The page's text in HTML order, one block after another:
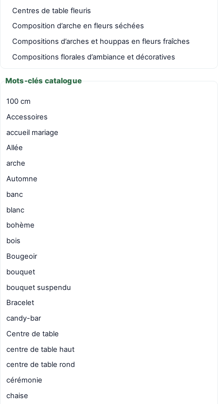
Centres de table fleuris
Composition d’arche en fleurs séchées
Compositions d’arches et houppas en fleurs fraîches
Compositions florales d’ambiance et décoratives
Mots-clés catalogue
100 cm
Accessoires
accueil mariage
Allée
arche
Automne
banc
blanc
bohème
bois
Bougeoir
bouquet
bouquet suspendu
Bracelet
candy-bar
Centre de table
centre de table haut
centre de table rond
cérémonie
chaise